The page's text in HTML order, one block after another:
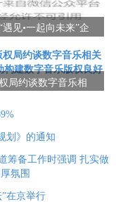
遇见•一起向未来”企
局约谈数字音乐相
态
划》的通知
筹备工作时强调 扎实做
氛围
在京举行